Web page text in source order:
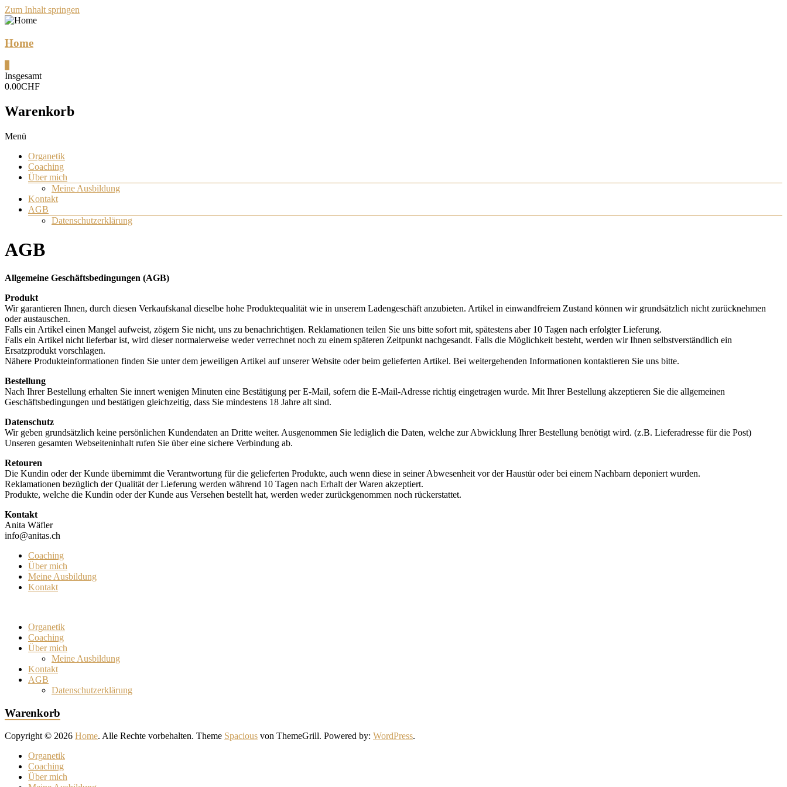
Zum Inhalt springen
Home
Insgesamt
0.00CHF
Warenkorb
Menü
Organetik
Coaching
Über mich
Meine Ausbildung
Kontakt
AGB
Datenschutzerklärung
AGB
Allgemeine Geschäftsbedingungen (AGB)
Produkt
Wir garantieren Ihnen, durch diesen Verkaufskanal dieselbe hohe Produktequalität wie in unserem Ladengeschäft anzubieten. Artikel in einwandfreiem Zustand können wir grundsätzlich nicht zurücknehmen
oder austauschen.
Falls ein Artikel einen Mangel aufweist, zögern Sie nicht, uns zu benachrichtigen. Reklamationen teilen Sie uns bitte sofort mit, spätestens aber 10 Tagen nach erfolgter Lieferung.
Falls ein Artikel nicht lieferbar ist, wird dieser normalerweise weder verrechnet noch zu einem späteren Zeitpunkt nachgesandt. Falls die Möglichkeit besteht, werden wir Ihnen selbstverständlich ein
Ersatzprodukt vorschlagen.
Nähere Produkteinformationen finden Sie unter dem jeweiligen Artikel auf unserer Website oder beim gelieferten Artikel. Bei weitergehenden Informationen kontaktieren Sie uns bitte.
Bestellung
Nach Ihrer Bestellung erhalten Sie innert wenigen Minuten eine Bestätigung per E-Mail, sofern die E-Mail-Adresse richtig eingetragen wurde. Mit Ihrer Bestellung akzeptieren Sie die allgemeinen
Geschäftsbedingungen und bestätigen gleichzeitig, dass Sie mindestens 18 Jahre alt sind.
Datenschutz
Wir geben grundsätzlich keine persönlichen Kundendaten an Dritte weiter. Ausgenommen Sie lediglich die Daten, welche zur Abwicklung Ihrer Bestellung benötigt wird. (z.B. Lieferadresse für die Post)
Unseren gesamten Webseiteninhalt rufen Sie über eine sichere Verbindung ab.
Retouren
Die Kundin oder der Kunde übernimmt die Verantwortung für die gelieferten Produkte, auch wenn diese in seiner Abwesenheit vor der Haustür oder bei einem Nachbarn deponiert wurden.
Reklamationen bezüglich der Qualität der Lieferung werden während 10 Tagen nach Erhalt der Waren akzeptiert.
Produkte, welche die Kundin oder der Kunde aus Versehen bestellt hat, werden weder zurückgenommen noch rückerstattet.
Kontakt
Anita Wäfler
info@anitas.ch
Coaching
Über mich
Meine Ausbildung
Kontakt
Organetik
Coaching
Über mich
Meine Ausbildung
Kontakt
AGB
Datenschutzerklärung
Warenkorb
Copyright © 2026 Home. Alle Rechte vorbehalten. Theme Spacious von ThemeGrill. Powered by: WordPress.
Organetik
Coaching
Über mich